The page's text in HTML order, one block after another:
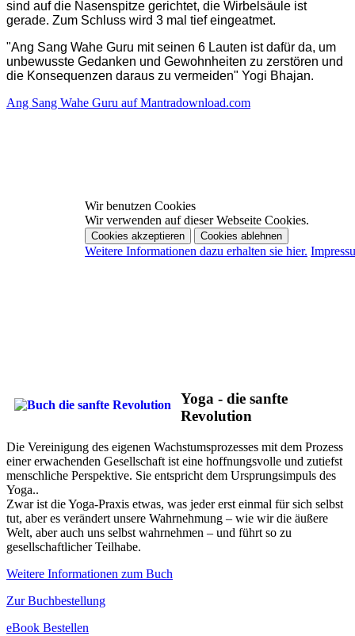
sind auf die Nasenspitze gerichtet, die Wirbelsäule ist
gerade. Zum Schluss wird 3 mal tief eingeatmet.
"Ang Sang Wahe Guru mit seinen 6 Lauten ist dafür da, um
unbewusste Gedanken und Gewohnheiten zu zerstören und
die Konsequenzen daraus zu vermeiden" Yogi Bhajan.
Ang Sang Wahe Guru auf Mantradownload.com
Yoga - die sanfte
Revolution
Die Vereinigung des eigenen Wachstumsprozesses mit dem Prozess
einer erwachenden Gesellschaft ist eine hoffnungsvolle und zutiefst
menschliche Perspektive. Sie entspricht dem Ursprungsimpuls des
Yoga..
Zwar ist die Yoga-Praxis etwas, was jeder erst einmal für sich selbst
tut, aber es verändert unsere Wahrnehmung – wie wir die äußere
Welt, aber auch uns selbst wahrnehmen – und führt so zu
gesellschaftlicher Teilhabe.
Weitere Informationen zum Buch
Zur Buchbestellung
eBook Bestellen
Wir benutzen Cookies
Wir verwenden auf dieser Webseite Cookies.
Cookies akzeptieren Cookies ablehnen
Weitere Informationen dazu erhalten sie hier.